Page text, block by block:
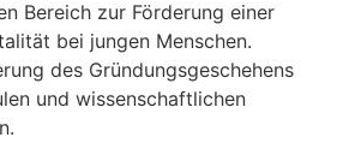
Bereich zur Förderung einer
bei jungen Menschen.
des Gründungsgeschehens
und wissenschaftlichen